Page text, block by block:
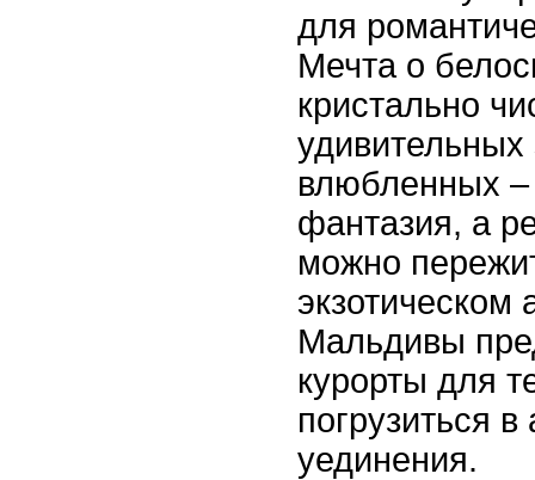
для
Мечта о
кристально
удивительных
влюбленных –
фантазия, а
можно
экзотическом
Мальдивы
курорты для
погрузиться
уединения.